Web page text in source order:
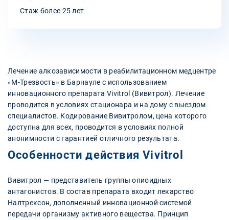
Стаж более 25 лет
Лечение алкозависимости в реабилитационном медцентре
«М-Трезвость» в Барнауле с использованием
инновационного препарата Vivitrol (Вивитрол). Лечение
проводится в условиях стационара и на дому с выездом
специалистов. Кодирование Вивитролом, цена которого
доступна для всех, проводится в условиях полной
анонимности с гарантией отличного результата.
Особенности действия Vivitrol
Вивитрол — представитель группы опиоидных
антагонистов. В состав препарата входит лекарство
Налтрексон, дополненный инновационной системой
передачи организму активного вещества. Принцип